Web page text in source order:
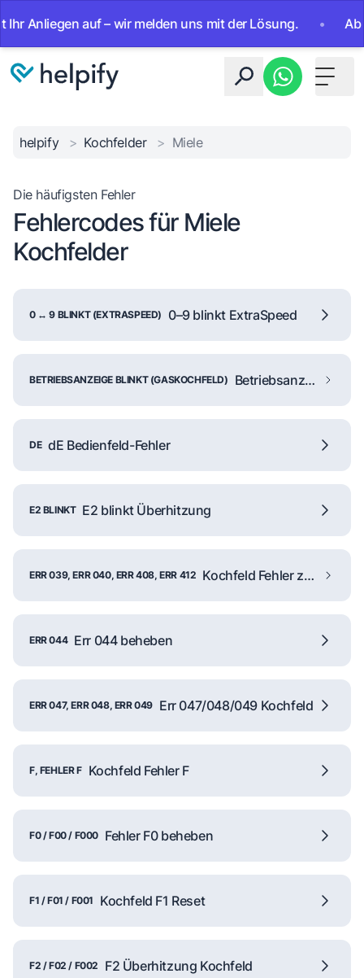
auf – wir melden uns mit der Lösung. • Ab
Toggle
helpify > Kochfelder > Miele
Die häufigsten Fehler
Fehlercodes für Miele
Kochfelder
0 ↔ 9 BLINKT (EXTRASPEED) 0–9 blinkt ExtraSpeed
BETRIEBSANZEIGE BLINKT (GASKOCHFELD) Betriebsanzeige blinkt
DE dE Bedienfeld-Fehler
E2 BLINKT E2 blinkt Überhitzung
ERR 039, ERR 040, ERR 408, ERR 412 Kochfeld Fehler zurücksetzen
ERR 044 Err 044 beheben
ERR 047, ERR 048, ERR 049 Err 047/048/049 Kochfeld
F, FEHLER F Kochfeld Fehler F
F0 / F00 / F000 Fehler F0 beheben
F1 / F01 / F001 Kochfeld F1 Reset
F2 / F02 / F002 F2 Überhitzung Kochfeld